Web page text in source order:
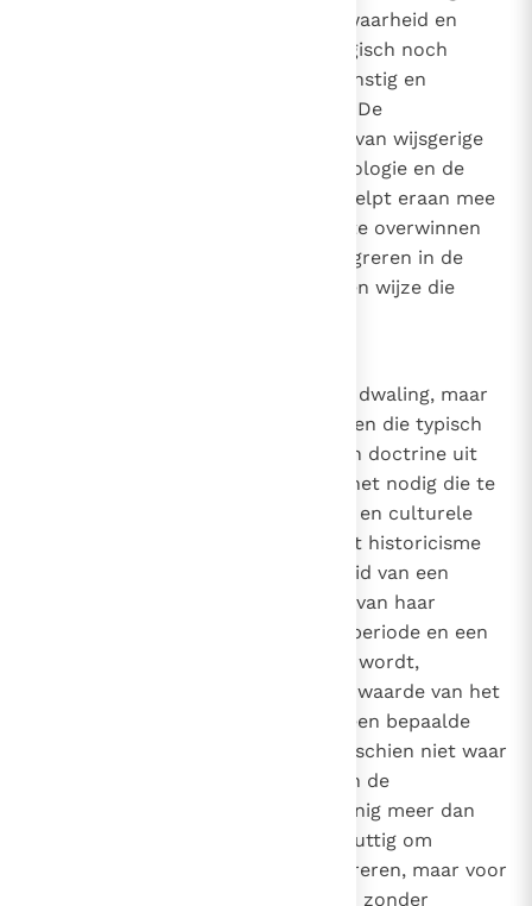
niet bij aan het zoeken naar de waarheid en
oefent het verstand niet, theologisch noch
wijsgerig, om zijn argumenten ernstig en
wetenschappelijk te formuleren. De
consequente en grondige studie van wijsgerige
doctrines, hun specifieke terminologie en de
context waarin ze ontstonden, helpt eraan mee
om het gevaar van eclecticisme te overwinnen
en maakt het mogelijk ze te integreren in de
theologische argumentatie op een wijze die
Eclecticisme is een methodische dwaling, maar
kan ook opvattingen in zich bergen die typisch
Om een doctrine uit
het verleden juist te verstaan is het nodig die te
plaatsen in zijn eigen historische en culturele
context. De grondstelling van het historicisme
luidt daarentegen dat de waarheid van een
filosofie bepaald wordt op basis van haar
geschiktheid voor een bepaalde periode en een
bepaald historisch doel. Daarom wordt,
tenminste impliciet, de blijvende waarde van het
ware ontkend. Wat waar was in een bepaalde
periode, beweren historici, is misschien niet waar
in een andere. Zo wordt voor hen de
geschiedenis van het denken weinig meer dan
een archeologische vindplaats, nuttig om
opvattingen van vroeger te illustreren, maar voor
het grootste deel achterhaald en zonder